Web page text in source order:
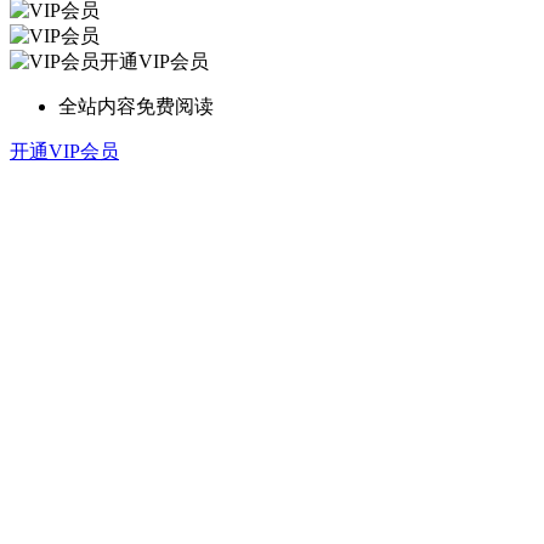
开通VIP会员
全站内容免费阅读
开通VIP会员